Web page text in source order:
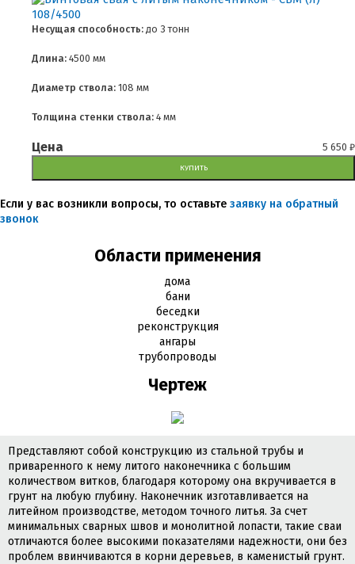
Несущая способность: до 3 тонн
Длина: 4500 мм
Диаметр ствола: 108 мм
Толщина стенки ствола: 4 мм
Цена 5 650 ₽
КУПИТЬ
Если у вас возникли вопросы, то оставьте заявку на обратный
звонок
Области применения
дома
бани
беседки
реконструкция
ангары
трубопроводы
Чертеж
Представляют собой конструкцию из стальной трубы и
приваренного к нему литого наконечника с большим
количеством витков, благодаря которому она вкручивается в
грунт на любую глубину. Наконечник изготавливается на
литейном производстве, методом точного литья. За счет
минимальных сварных швов и монолитной лопасти, такие сваи
отличаются более высокими показателями надежности, они без
проблем ввинчиваются в корни деревьев, в каменистый грунт.